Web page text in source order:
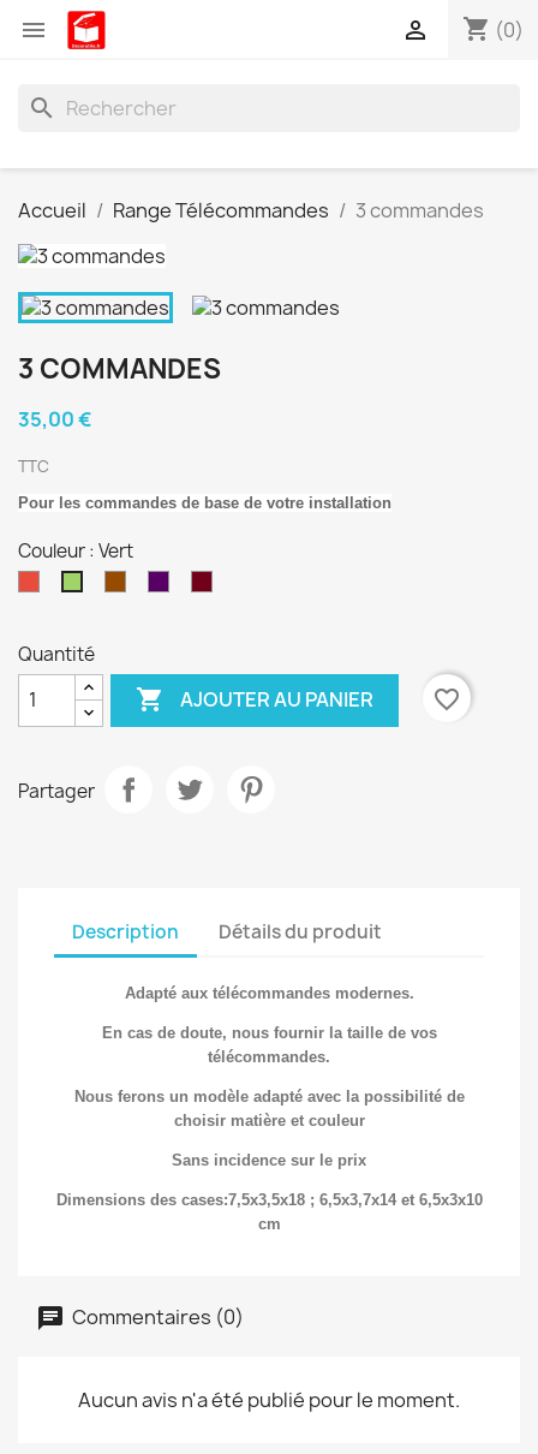
 shopping_cart (0)

search
Accueil Range Télécommandes 3 commandes
3 COMMANDES
35,00 €
TTC
Pour les commandes de base de votre installation
Couleur : Vert
Quantité
 AJOUTER AU PANIER favorite_border
Partager
Description Détails du produit
Adapté aux télécommandes modernes.
En cas de doute, nous fournir la taille de vos
télécommandes.
Nous ferons un modèle adapté avec la possibilité de
choisir matière et couleur
Sans incidence sur le prix
Dimensions des cases:7,5x3,5x18 ; 6,5x3,7x14 et 6,5x3x10
cm
Commentaires (0)
Aucun avis n'a été publié pour le moment.